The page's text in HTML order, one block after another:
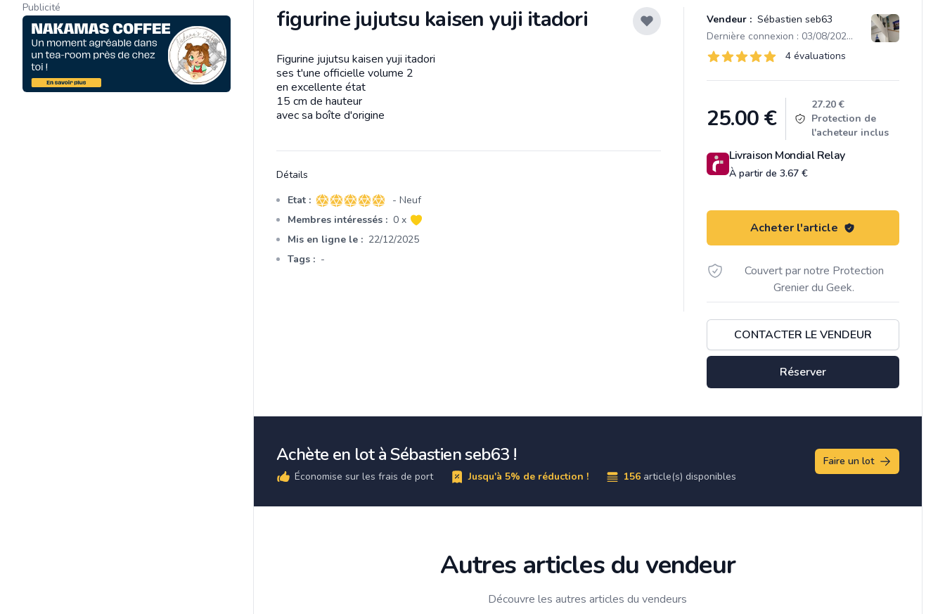
Publicité figurine jujutsu kaisen yuji itadori Vendeur : Sébastien seb63
Dernière connexion : 03/08/2026 07:20
Évaluations
4 sur 5 étoiles 4 évaluations
25.00€
27.20 €
Protection de
l'acheteur inclus
Livraison Mondial Relay
À partir de 3.67 €
Acheter l'article
Couvert par notre Protection
Grenier du Geek.
CONTACTER LE VENDEUR
Réserver
Description
Figurine jujutsu kaisen yuji itadori
ses t'une officielle volume 2
en excellente état
15 cm de hauteur
avec sa boîte d'origine
Détails
Etat : 5 sur 5 étoiles
- Neuf
Membres intéressés : 0 x
Mis en ligne le : 22/12/2025
Tags : -
Achète en lot à Sébastien seb63 !
Économise sur les frais de port Jusqu'à 5% de réduction ! 156 article(s) disponibles
Faire un lot
Autres articles du vendeur
Découvre les autres articles du vendeurs